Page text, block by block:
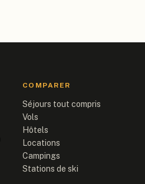
COMPARER
Séjours tout compris
Vols
Hôtels
Locations
Campings
Stations de ski